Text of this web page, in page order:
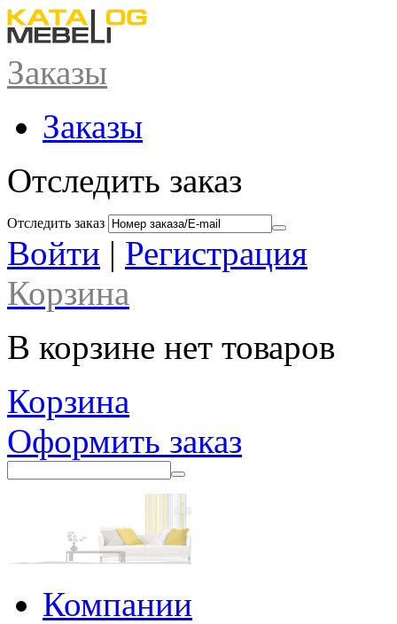
Заказы
Заказы
Отследить заказ
Отследить заказ
Войти | Регистрация
Корзина
В корзине нет товаров
Корзина
Оформить заказ
Компании